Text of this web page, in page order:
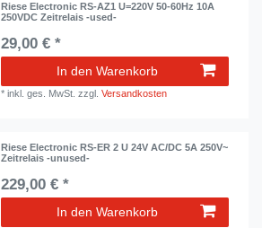
Riese Electronic RS-AZ1 U=220V 50-60Hz 10A
250VDC Zeitrelais -used-
29,00 € *
In den Warenkorb
*inkl. ges. MwSt. zzgl.Versandkosten
Riese Electronic RS-ER 2 U 24V AC/DC 5A 250V~
Zeitrelais -unused-
229,00 € *
In den Warenkorb